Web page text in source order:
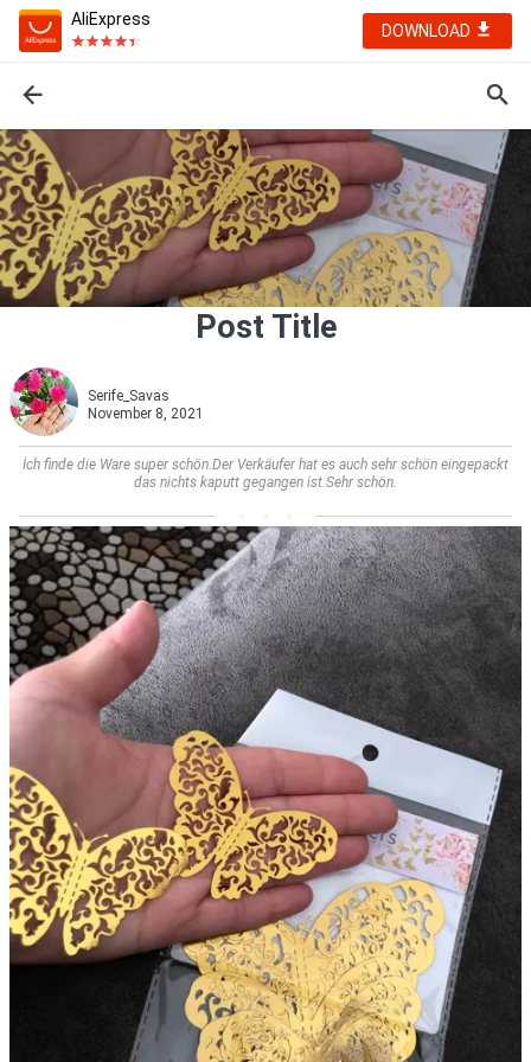
AliExpress
DOWNLOAD
Post Title
Serife_Savas
November 8, 2021
İch finde die Ware super schön.Der Verkäufer hat es auch sehr schön eingepackt
das nichts kaputt gegangen ist.Sehr schön.